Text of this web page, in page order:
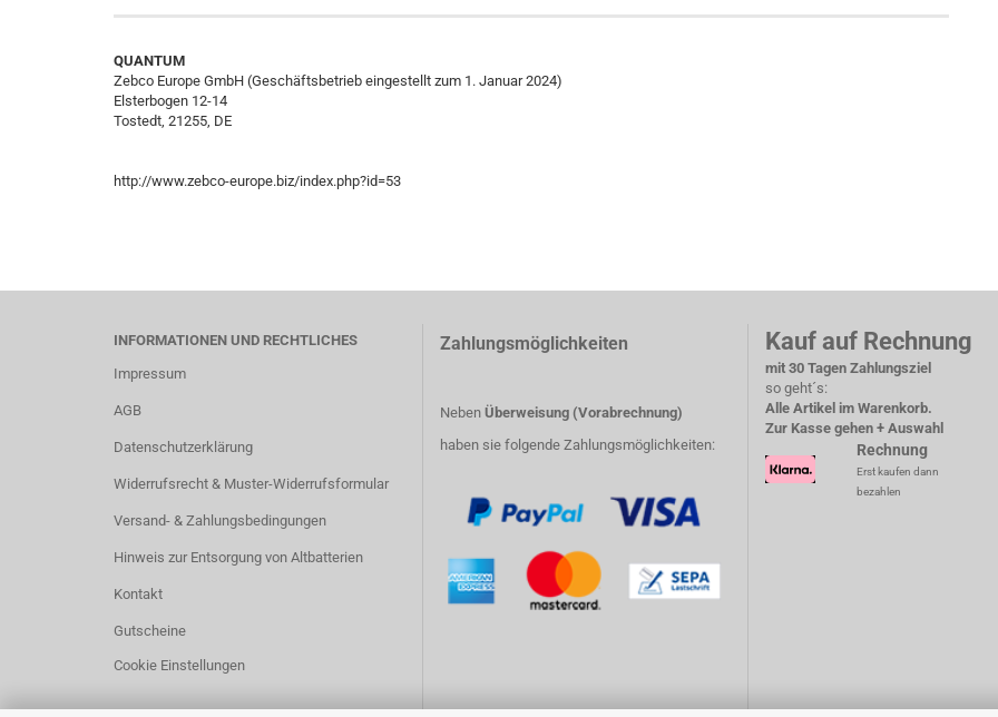
QUANTUM
Zebco Europe GmbH (Geschäftsbetrieb eingestellt zum 1. Januar 2024)
Elsterbogen 12-14
Tostedt, 21255, DE
http://www.zebco-europe.biz/index.php?id=53
INFORMATIONEN UND RECHTLICHES
Impressum
AGB
Datenschutzerklärung
Widerrufsrecht & Muster-Widerrufsformular
Versand- & Zahlungsbedingungen
Hinweis zur Entsorgung von Altbatterien
Kontakt
Gutscheine
Cookie Einstellungen
Zahlungsmöglichkeiten
NebenÜberweisung (Vorabrechnung)
haben sie folgende Zahlungsmöglichkeiten:
Kauf auf Rechnung
mit 30 Tagen Zahlungsziel
so geht´s:
Alle Artikel im Warenkorb.
Zur Kasse gehen + Auswahl
Rechnung
Erst kaufen dann
bezahlen